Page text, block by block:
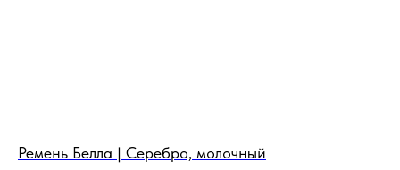
Ремень Белла | Серебро, молочный